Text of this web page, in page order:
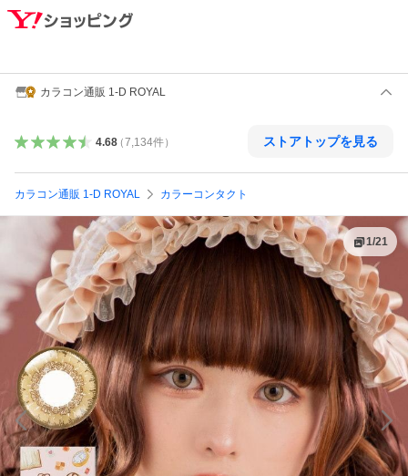
カラコン通販 1-D ROYAL
4.68（7,134件） ストアトップを見る
カラコン通販 1-D ROYAL カラーコンタクト
1/21